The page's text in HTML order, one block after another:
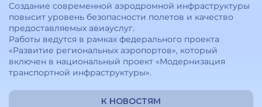
Создание современной аэродромной инфраструктуры
повысит уровень безопасности полетов и качество
предоставляемых авиауслуг.
Работы ведутся в рамках федерального проекта
«Развитие региональных аэропортов», который
включен в национальный проект «Модернизация
транспортной инфраструктуры».
К НОВОСТЯМ